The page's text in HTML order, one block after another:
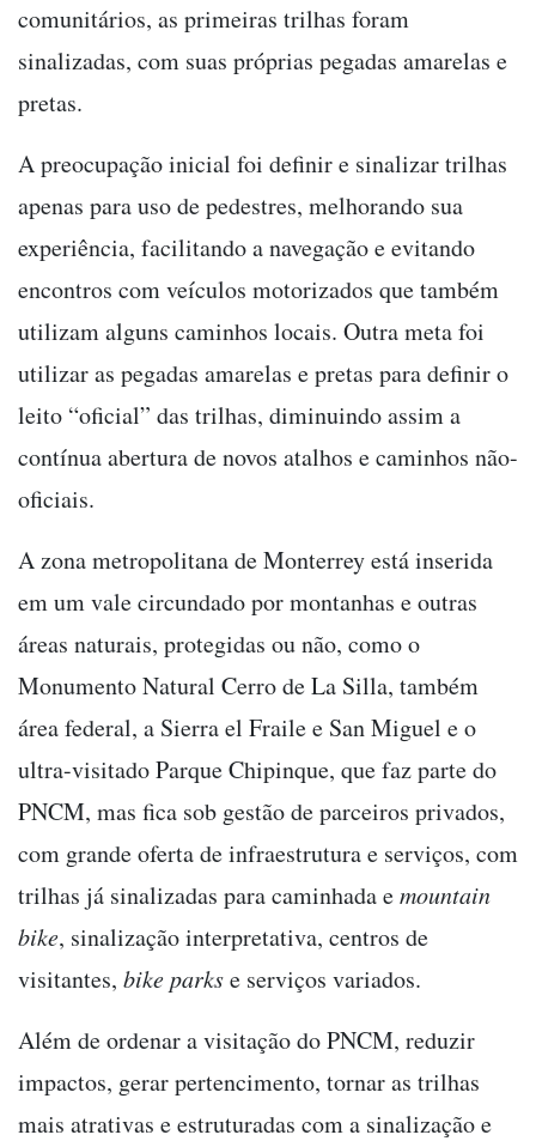
comunitários, as primeiras trilhas foram
sinalizadas, com suas próprias pegadas amarelas e
pretas.
A preocupação inicial foi definir e sinalizar trilhas
apenas para uso de pedestres, melhorando sua
experiência, facilitando a navegação e evitando
encontros com veículos motorizados que também
utilizam alguns caminhos locais. Outra meta foi
utilizar as pegadas amarelas e pretas para definir o
leito “oficial” das trilhas, diminuindo assim a
contínua abertura de novos atalhos e caminhos não-
oficiais.
A zona metropolitana de Monterrey está inserida
em um vale circundado por montanhas e outras
áreas naturais, protegidas ou não, como o
Monumento Natural Cerro de La Silla, também
área federal, a Sierra el Fraile e San Miguel e o
ultra-visitado Parque Chipinque, que faz parte do
PNCM, mas fica sob gestão de parceiros privados,
com grande oferta de infraestrutura e serviços, com
trilhas já sinalizadas para caminhada emountain
bike, sinalização interpretativa, centros de
visitantes, bike parkse serviços variados.
Além de ordenar a visitação do PNCM, reduzir
impactos, gerar pertencimento, tornar as trilhas
mais atrativas e estruturadas com a sinalização e